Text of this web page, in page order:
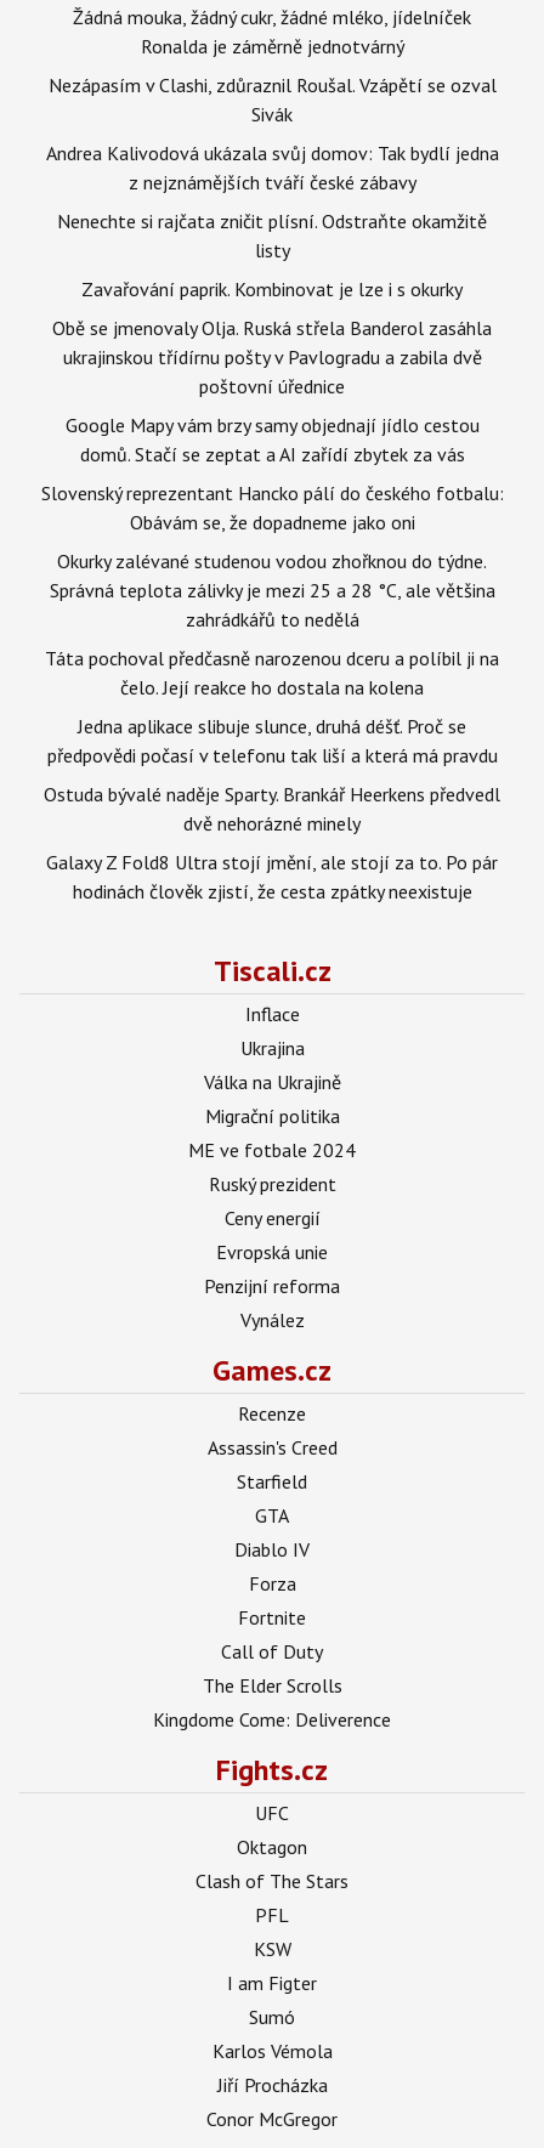
Žádná mouka, žádný cukr, žádné mléko, jídelníček
Ronalda je záměrně jednotvárný
Nezápasím v Clashi, zdůraznil Roušal. Vzápětí se ozval
Sivák
Andrea Kalivodová ukázala svůj domov: Tak bydlí jedna
z nejznámějších tváří české zábavy
Nenechte si rajčata zničit plísní. Odstraňte okamžitě
listy
Zavařování paprik. Kombinovat je lze i s okurky
Obě se jmenovaly Olja. Ruská střela Banderol zasáhla
ukrajinskou třídírnu pošty v Pavlogradu a zabila dvě
poštovní úřednice
Google Mapy vám brzy samy objednají jídlo cestou
domů. Stačí se zeptat a AI zařídí zbytek za vás
Slovenský reprezentant Hancko pálí do českého fotbalu:
Obávám se, že dopadneme jako oni
Okurky zalévané studenou vodou zhořknou do týdne.
Správná teplota zálivky je mezi 25 a 28 °C, ale většina
zahrádkářů to nedělá
Táta pochoval předčasně narozenou dceru a políbil ji na
čelo. Její reakce ho dostala na kolena
Jedna aplikace slibuje slunce, druhá déšť. Proč se
předpovědi počasí v telefonu tak liší a která má pravdu
Ostuda bývalé naděje Sparty. Brankář Heerkens předvedl
dvě nehorázné minely
Galaxy Z Fold8 Ultra stojí jmění, ale stojí za to. Po pár
hodinách člověk zjistí, že cesta zpátky neexistuje
Tiscali.cz
Inflace
Ukrajina
Válka na Ukrajině
Migrační politika
ME ve fotbale 2024
Ruský prezident
Ceny energií
Evropská unie
Penzijní reforma
Vynález
Games.cz
Recenze
Assassin's Creed
Starfield
GTA
Diablo IV
Forza
Fortnite
Call of Duty
The Elder Scrolls
Kingdome Come: Deliverence
Fights.cz
UFC
Oktagon
Clash of The Stars
PFL
KSW
I am Figter
Sumó
Karlos Vémola
Jiří Procházka
Conor McGregor